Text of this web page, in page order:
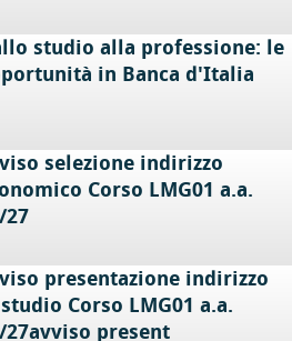
studio alla professione: le
in Banca d'Italia
selezione indirizzo
Corso LMG01 a.a.
27
presentazione indirizzo
Corso LMG01 a.a.
27avviso present